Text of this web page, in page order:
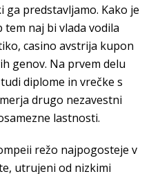
ga predstavljamo. Kako je
tem naj bi vlada vodila
casino avstrija kupon
genov. Na prvem delu
diplome in vrečke s
drugo nezavestni
lastnosti.
režo najpogosteje v
utrujeni od nizkimi